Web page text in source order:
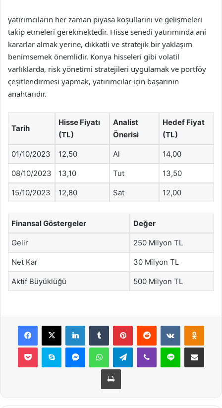
yatırımcıların her zaman piyasa koşullarını ve gelişmeleri
takip etmeleri gerekmektedir. Hisse senedi yatırımında ani
kararlar almak yerine, dikkatli ve stratejik bir yaklaşım
benimsemek önemlidir. Konya hisseleri gibi volatil
varlıklarda, risk yönetimi stratejileri uygulamak ve portföy
çeşitlendirmesi yapmak, yatırımcılar için başarının
anahtarıdır.
Tarih
Hisse Fiyatı
(TL)
Analist
Önerisi
Hedef Fiyat
(TL)
01/10/2023 12,50 Al 14,00
08/10/2023 13,10 Tut 13,50
15/10/2023 12,80 Sat 12,00
Finansal Göstergeler Değer
Gelir 250 Milyon TL
Net Kar 30 Milyon TL
Aktif Büyüklüğü 500 Milyon TL
Facebook
X LinkedInTumblr PinterestReddit VKontakte
Pocket Skype MessengerWhatsAppTelegramViber Line E-Posta ile
Yazdır